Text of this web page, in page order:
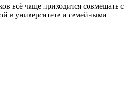
всё чаще приходится совмещать с
в университете и семейными…